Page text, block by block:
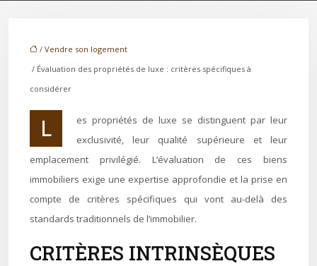
/ Vendre son logement
/ Évaluation des propriétés de luxe : critères spécifiques à
considérer
Les propriétés de luxe se distinguent par leur
exclusivité, leur qualité supérieure et leur
emplacement privilégié. L’évaluation de ces biens
immobiliers exige une expertise approfondie et la prise en
compte de critères spécifiques qui vont au-delà des
standards traditionnels de l’immobilier.
CRITÈRES INTRINSÈQUES